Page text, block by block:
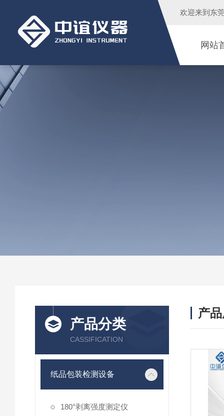
欢迎来到 东
网站
产品分类
CASSIFICATION
纸品包装检测设备
180°剥离强度测定仪
产